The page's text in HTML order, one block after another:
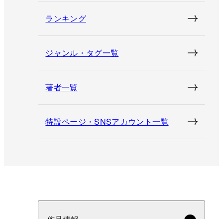
ランキング
ジャンル・タグ一覧
著者一覧
特設ページ・SNSアカウント一覧